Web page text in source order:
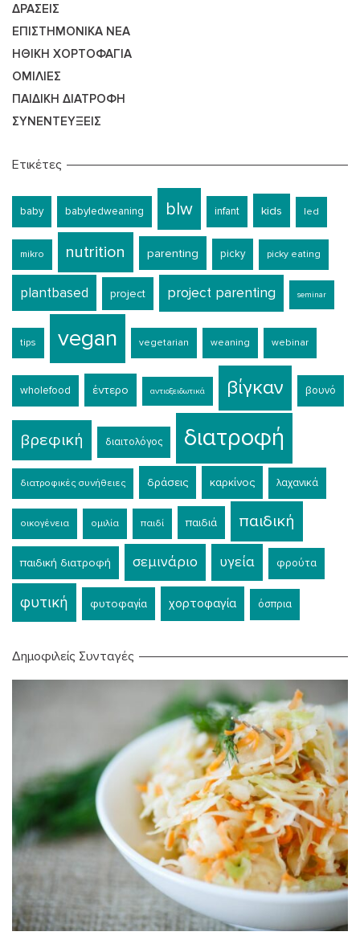
ΔΡΆΣΕΙΣ
ΕΠΙΣΤΗΜΟΝΙΚΆ ΝΈΑ
ΗΘΙΚΉ ΧΟΡΤΟΦΑΓΊΑ
ΟΜΙΛΊΕΣ
ΠΑΙΔΙΚΉ ΔΙΑΤΡΟΦΉ
ΣΥΝΕΝΤΕΎΞΕΙΣ
Ετικέτες
baby babyledweaning blw infant kids led
mikro nutrition parenting picky picky eating
plantbased project project parenting seminar
tips vegan vegetarian weaning webinar
wholefood έντερο αντιοξειδωτικά βίγκαν βουνό
βρεφική διαιτολόγος διατροφή
διατροφικές συνήθειες δράσεις καρκίνος λαχανικά
οικογένεια ομιλία παιδί παιδιά παιδική
παιδική διατροφή σεμινάριο υγεία φρούτα
φυτική φυτοφαγία χορτοφαγία όσπρια
Δημοφιλείς Συνταγές